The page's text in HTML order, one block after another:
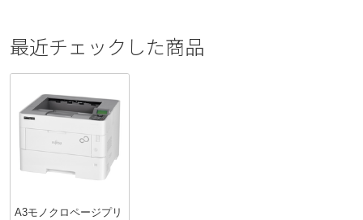
最近チェックした商品
A3モノクロページプリ